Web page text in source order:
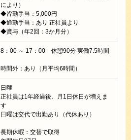
により）
◆皆勤手当：5,000円
◆通勤手当：あり 正社員より
◆賞与（年2回：3か月分）
8：00 ～ 17：00 休憩90分 実働7.5時間
時間外：あり（月平均6時間）
日曜
正社員は1年経過後、月1日休日が増えま
す
日曜は交代で出勤あり（代休あり）
長期休暇：交替で取得